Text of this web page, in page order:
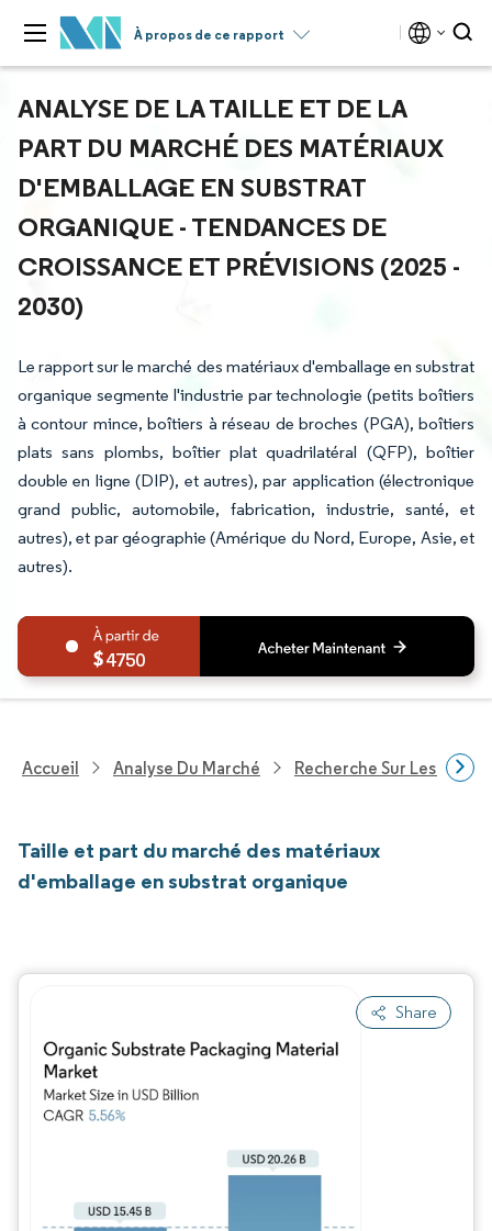
À propos de ce rapport
ANALYSE DE LA TAILLE ET DE LA
PART DU MARCHÉ DES MATÉRIAUX
D'EMBALLAGE EN SUBSTRAT
ORGANIQUE - TENDANCES DE
CROISSANCE ET PRÉVISIONS (2025 -
2030)
Le rapport sur le marché des matériaux d'emballage en substrat
organique segmente l'industrie par technologie (petits boîtiers
à contour mince, boîtiers à réseau de broches (PGA), boîtiers
plats sans plombs, boîtier plat quadrilatéral (QFP), boîtier
double en ligne (DIP), et autres), par application (électronique
grand public, automobile, fabrication, industrie, santé, et
autres), et par géographie (Amérique du Nord, Europe, Asie, et
autres).
4750
Accueil Analyse Du Marché Recherche Sur Les
Taille et part du marché des matériaux
d'emballage en substrat organique
Share